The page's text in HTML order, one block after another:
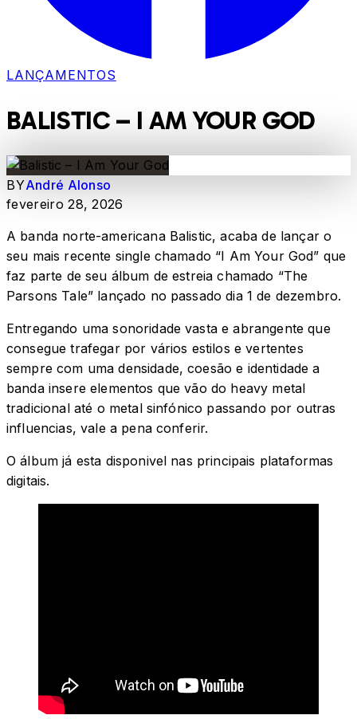
LANÇAMENTOS
BALISTIC – I AM YOUR GOD
BYAndré Alonso
fevereiro 28, 2026
A banda norte-americana Balistic, acaba de lançar o
seu mais recente single chamado “I Am Your God” que
faz parte de seu álbum de estreia chamado “The
Parsons Tale” lançado no passado dia 1 de dezembro.
Entregando uma sonoridade vasta e abrangente que
consegue trafegar por vários estilos e vertentes
sempre com uma densidade, coesão e identidade a
banda insere elementos que vão do heavy metal
tradicional até o metal sinfónico passando por outras
influencias, vale a pena conferir.
O álbum já esta disponivel nas principais plataformas
digitais.